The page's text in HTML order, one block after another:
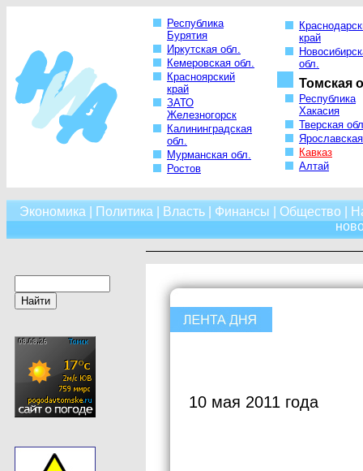
Республика
Бурятия
Иркутская обл.
Кемеровская обл.
Красноярский
край
ЗАТО
Железногорск
Калининградская
обл.
Мурманская обл.
Ростов
край
обл.
Томская
Республика
Хакасия
Тверская
Кавказ
Алтай
Экономика Политика Власть| Финансы Общество
10 мая 2011 года